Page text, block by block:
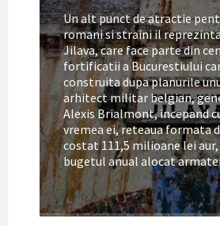
Un alt punct de atractie
romani si straini il
Jilava, care face parte din
fortificatii a Bucurestiului
construita dupa planurile
arhitect militar belgian,
Alexis Brialmont, incepand
vremea ei, reteaua formata
costat 111,5 milioane lei
bugetul anual alocat